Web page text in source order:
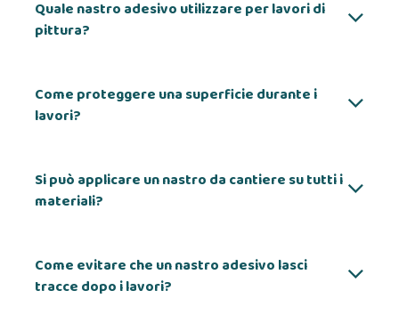
Quale nastro adesivo utilizzare per lavori di
pittura?
Come proteggere una superficie durante i
lavori?
Si può applicare un nastro da cantiere su tutti i
materiali?
Come evitare che un nastro adesivo lasci
tracce dopo i lavori?